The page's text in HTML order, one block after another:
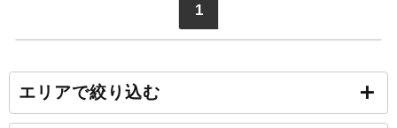
1
エリアで絞り込む